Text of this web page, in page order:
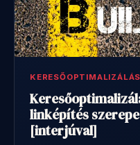
KERESŐOPTIMALIZÁLÁS
linképítés
[interjúval]